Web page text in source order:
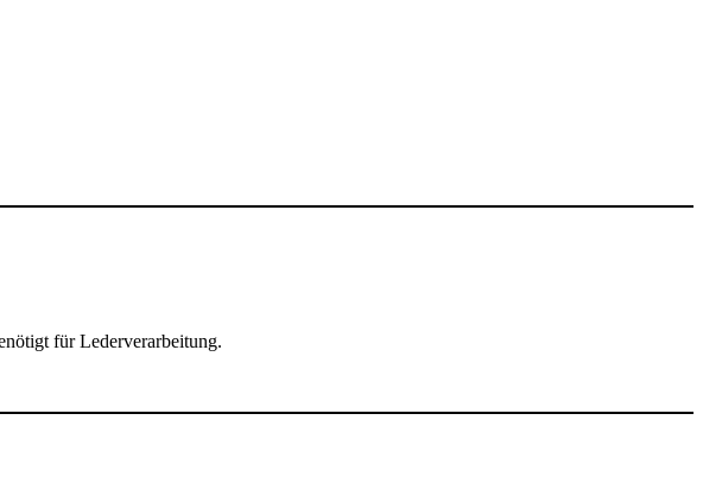
für Lederverarbeitung.